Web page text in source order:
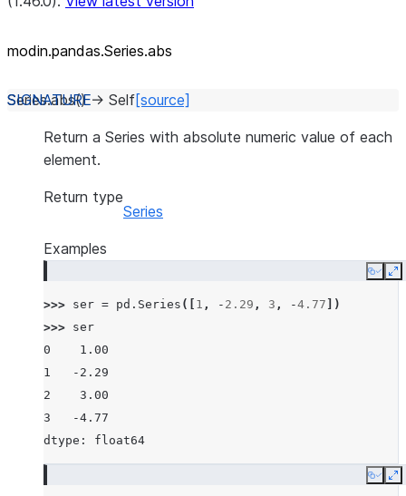
modin.pandas.Series.abs
Series.abs() → Self[source]
Return a Series with absolute numeric value of each
element.
Return type
Series
Examples
Copy
>>> ser = pd . Series ([ 1 , - 2.29 , 3 , -4.77 ])
>>> ser
0    1.00
1   -2.29
2    3.00
3   -4.77
dtype: float64
Copy